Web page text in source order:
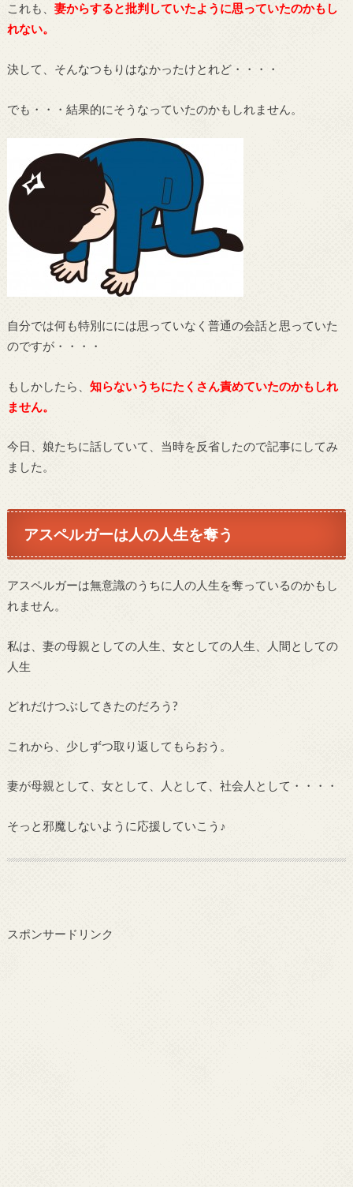
これも、 妻からすると批判していたように思っていたのかもし
れない。
決して、そんなつもりはなかったけとれど・・・・
でも・・・結果的にそうなっていたのかもしれません。
自分では何も特別にには思っていなく普通の会話と思っていた
のですが・・・・
もしかしたら、 知らないうちにたくさん責めていたのかもしれ
ません。
今日、娘たちに話していて、当時を反省したので記事にしてみ
ました。
アスペルガーは人の人生を奪う
アスペルガーは無意識のうちに人の人生を奪っているのかもし
れません。
私は、妻の母親としての人生、女としての人生、人間としての
人生
どれだけつぶしてきたのだろう?
これから、少しずつ取り返してもらおう。
妻が母親として、女として、人として、社会人として・・・・
そっと邪魔しないように応援していこう♪
スポンサードリンク